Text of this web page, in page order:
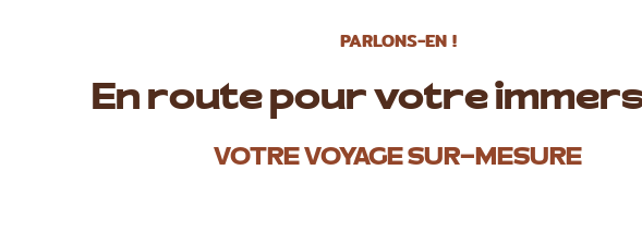
PARLONS-EN !
En route pour votre
VOTRE VOYAGE SUR-MESURE